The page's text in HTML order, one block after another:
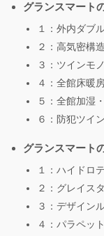
グランスマート
１：外内ダブ
２：高気密構造
３：ツインモ
４：全館床暖
５：全館加湿
６：防犯ツイ
グランスマート
１：ハイドロ
２：グレイス
３：デザイン
４：パラペッ